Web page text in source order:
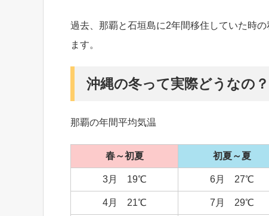
過去、那覇と石垣島に2年間移住していた時
ます。
沖縄の冬って実際どうなの？
那覇の年間平均気温
春～初夏 初夏～夏
3月 19℃ 6月 27℃
4月 21℃ 7月 29℃